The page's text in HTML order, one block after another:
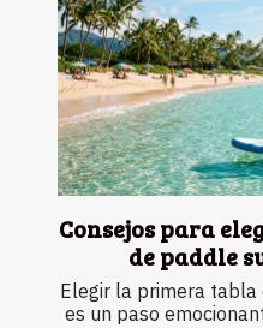
Consejos para
de paddle
Elegir la primera
es un paso